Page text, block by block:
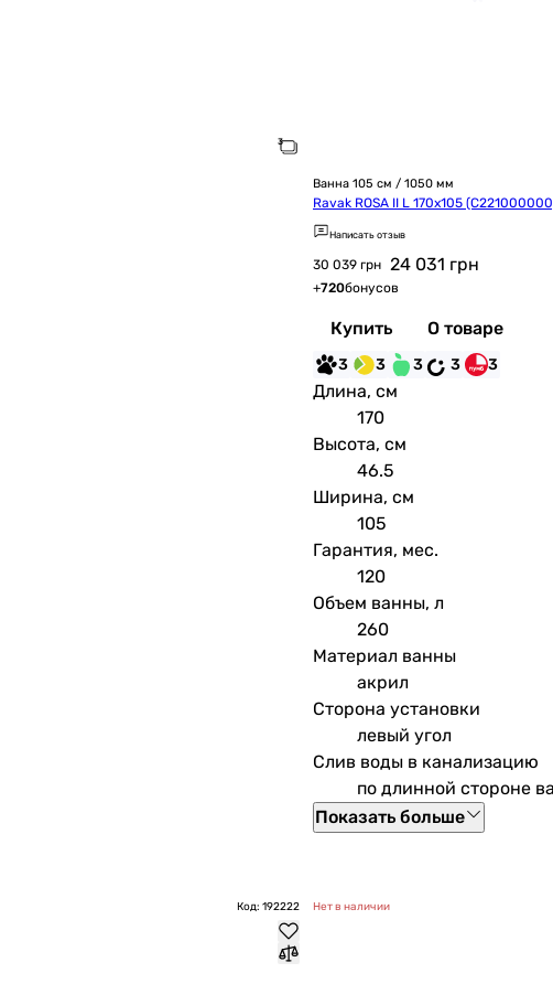
Ванна 105 см / 1050 мм
Ravak ROSA II L 170x105
Написать отзыв
30 039 грн 24 031 грн
+720бонусов
Купить О товаре
3 3 3 3 3
Длина, см
170
Высота, см
46.5
Ширина, см
105
Гарантия, мес.
120
Объем ванны, л
260
Материал ванны
акрил
Сторона установки
левый угол
Слив воды в канализацию
по длинной стороне
Показать больше
Код: 192222 Нет в наличии